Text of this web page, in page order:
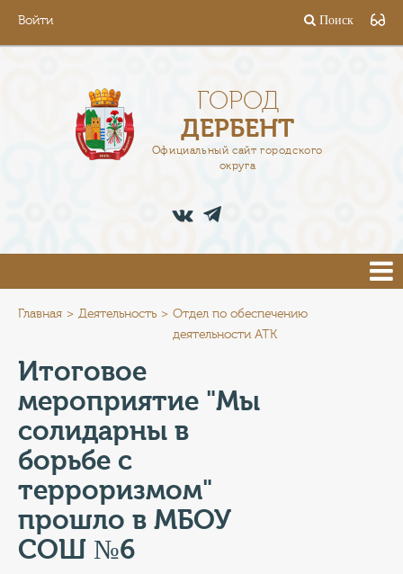
Войти Поиск
ГОРОД
ДЕРБЕНТ
Официальный сайт городского
округа
АДМИНИСТРАЦИЯ
ПРЕСС-ЦЕНТР
ТУРИСТАМ
КОНТАКТЫ
ТАРИФЫ
ГЕРОИ Z
КАТАЛОГ УСЛУГ
Главная Деятельность
Отдел по обеспечению
деятельности АТК
Итоговое
мероприятие "Мы
солидарны в
борьбе с
терроризмом"
прошло в МБОУ
СОШ №6